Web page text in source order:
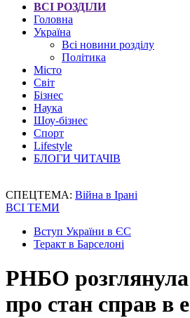
ВСІ РОЗДІЛИ
Головна
Україна
Всі новини розділу
Політика
Місто
Світ
Бізнес
Наука
Шоу-бізнес
Спорт
Lifestyle
БЛОГИ ЧИТАЧІВ
СПЕЦТЕМА: Війна в Ірані
ВСІ ТЕМИ
Вступ України в ЄС
Теракт в Барселоні
РНБО
про стан справ в